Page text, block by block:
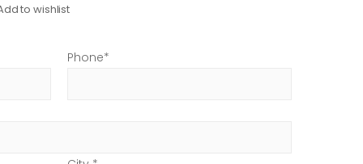
to wishlist
Phone*